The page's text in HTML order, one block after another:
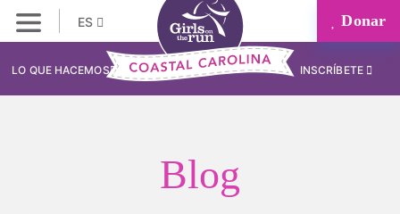
ES Donar
LO QUE HACEMOS INSCRÍBETE
Blog